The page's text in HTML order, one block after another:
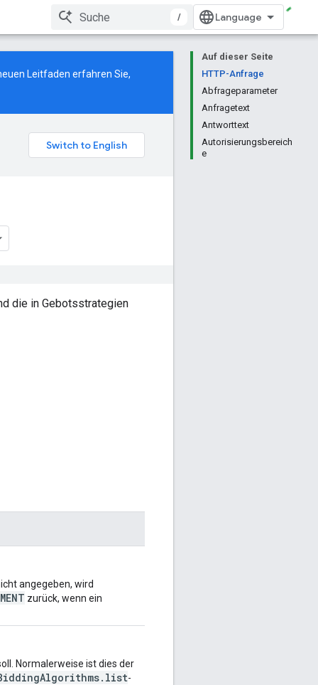
/
Auf dieser Seite
HTTP-Anfrage
Abfrageparameter
Anfragetext
Antworttext
Autorisierungsbereich
e
Leitfaden erfahren Sie,
die in Gebotsstrategien
angegeben, wird
zurück, wenn ein
Normalerweise ist dies der
-